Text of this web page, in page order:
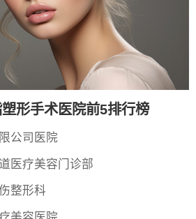
形手术医院前5排行榜
公司医院
医疗美容门诊部
整形科